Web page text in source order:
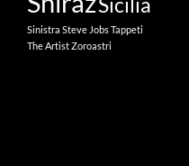
Sinistra Steve JobsTappeti
The ArtistZoroastri